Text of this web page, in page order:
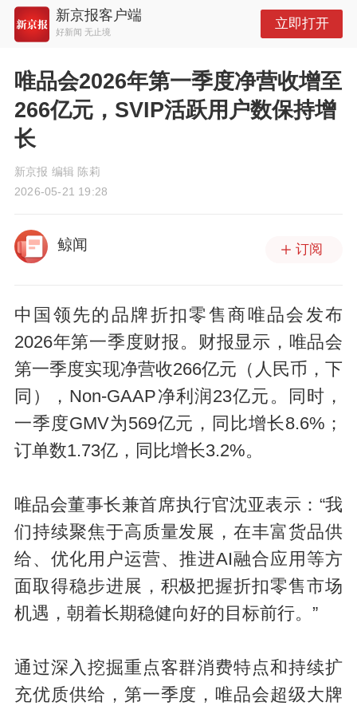
新京报客户端
好新闻 无止境
立即打开
​唯品会2026年第一季度净营收增至
266亿元，SVIP活跃用户数保持增
长
新京报 编辑 陈莉
2026-05-21 19:28
鲸闻 订阅
中国领先的品牌折扣零售商唯品会发布
2026年第一季度财报。财报显示，唯品会
第一季度实现净营收266亿元（人民币，下
同），Non-GAAP净利润23亿元。同时，
一季度GMV为569亿元，同比增长8.6%；
订单数1.73亿，同比增长3.2%。
唯品会董事长兼首席执行官沈亚表示：“我
们持续聚焦于高质量发展，在丰富货品供
给、优化用户运营、推进AI融合应用等方
面取得稳步进展，积极把握折扣零售市场
机遇，朝着长期稳健向好的目标前行。”
通过深入挖掘重点客群消费特点和持续扩
充优质供给，第一季度，唯品会超级大牌